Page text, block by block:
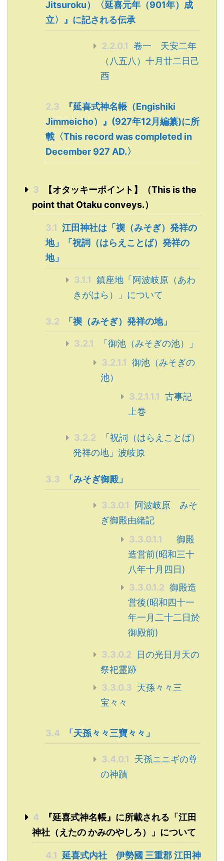
Jitsuroku）〈延喜元年（901年）成
立〉』に記される伝承
2.2.0.1 卷一 天安二年
（八五八）十月廿二日己
酉
2.3
『延喜式神名帳（Engishiki
Jimmeicho）』(927年12月編纂)に所
載〈This record was completed in
December 927 AD.〉
3
【オタッキーポイント】（This is the
point that Otaku conveys.）
3.1 江田神社は「禊（みそぎ）発祥の
地」「祝詞（はらえことば）発祥の
地」
3.1.1 鎮座地「阿波岐原（あわ
きがはら）」について
3.2 「禊（みそぎ）発祥の地」
3.2.1
「御池（みそぎの池）」
3.2.1.1 御池（みそぎの
池）
3.2.1.1.1 古事記
上巻
3.2.2
「祝詞（はらえことば）
発祥の地」波岐原
3.3 「みそぎ御殿」
3.3.0.1
阿波岐原 みそ
ぎ御殿由緒記
3.3.0.1.1
御殿
造営前(昭和三十
八年十月四日)
3.3.0.1.2 御殿造
営後(昭和四十一
年一月二十二日於
御殿前)
3.3.0.2
日の光日月天の
祭祀霊跡
3.3.0.3 天孫々々三
宝々々
3.4 「天孫々々三寶々々」
3.4.0.1
天孫ニニギの尊
の神蹟
4
『延喜式神名帳』に所載される「江田
神社（えたの かみのやしろ）」について
4.1 延喜式内社 伊勢國 三重郡 江田神